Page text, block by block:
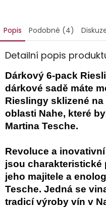
Popis Podobné (4)
Detailní popis
Dárkový 6-pack
dárkové sadě máte
Rieslingy sklizené
oblasti Nahe, které
Martina Tesche.
Revoluce a
jsou charakteristické
jeho majitele a
Tesche. Jedná se
tradicí výroby vín v